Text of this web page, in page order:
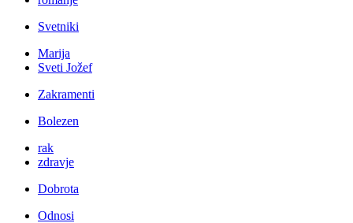
Svetniki
Marija
Sveti Jožef
Zakramenti
Bolezen
rak
zdravje
Dobrota
Odnosi